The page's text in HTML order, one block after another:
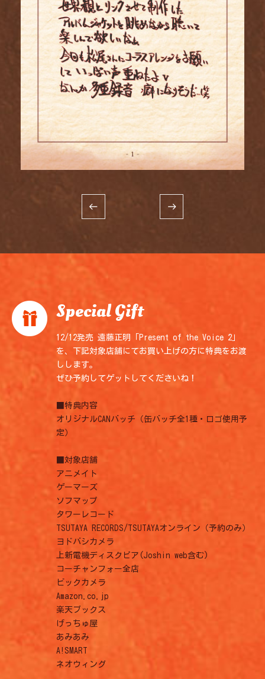
Special Gift
12/12発売 遠藤正明「Present of the Voice 2」
を、下記対象店舗にてお買い上げの方に特典をお渡
しします。
ぜひ予約してゲットしてくださいね！
■特典内容
オリジナルCANバッチ（缶バッチ全1種・ロゴ使用予
定）
■対象店舗
アニメイト
ゲーマーズ
ソフマップ
タワーレコード
TSUTAYA RECORDS/TSUTAYAオンライン（予約のみ）
ヨドバシカメラ
上新電機ディスクピア(Joshin web含む)
コーチャンフォー全店
ビックカメラ
Amazon.co.jp
楽天ブックス
げっちゅ屋
あみあみ
A!SMART
ネオウィング